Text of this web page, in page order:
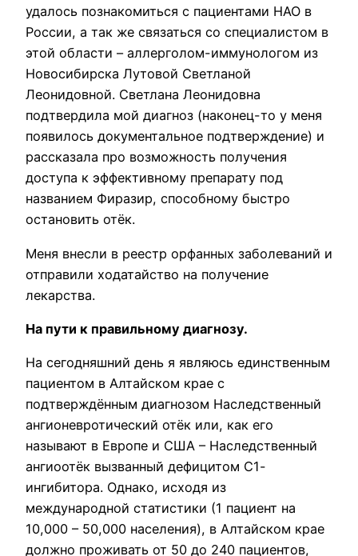
удалось познакомиться с пациентами НАО в
России, а так же связаться со специалистом в
этой области – аллерголом-иммунологом из
Новосибирска Лутовой Светланой
Леонидовной. Светлана Леонидовна
подтвердила мой диагноз (наконец-то у меня
появилось документальное подтверждение) и
рассказала про возможность получения
доступа к эффективному препарату под
названием Фиразир, способному быстро
остановить отёк.
Меня внесли в реестр орфанных заболеваний и
отправили ходатайство на получение
лекарства.
На пути к правильному диагнозу.
На сегодняшний день я являюсь единственным
пациентом в Алтайском крае с
подтверждённым диагнозом Наследственный
ангионевротический отёк или, как его
называют в Европе и США – Наследственный
ангиоотёк вызванный дефицитом С1-
ингибитора. Однако, исходя из
международной статистики (1 пациент на
10,000 – 50,000 населения), в Алтайском крае
должно проживать от 50 до 240 пациентов,